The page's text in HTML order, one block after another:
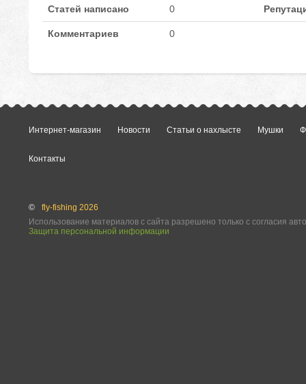
Статей написано 0
Комментариев 0
Интернет-магазин Новости Статьи о нахлысте Мушки
Контакты
©
fly-fishing 2026
Использование материалов с сайта разрешено только с согласия
Защита персональной информации